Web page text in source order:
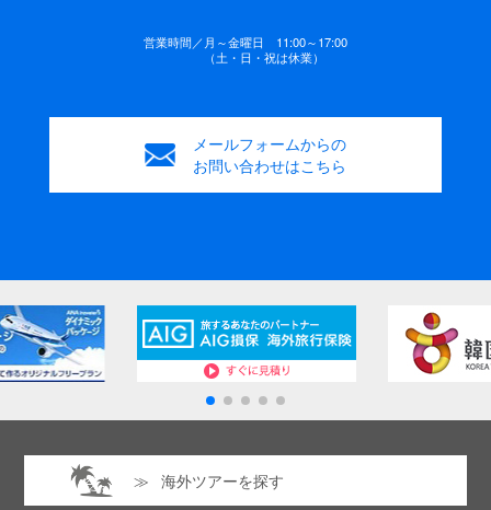
営業時間／月～金曜日 11:00～17:00
（土・日・祝は休業）
メールフォームからの
お問い合わせはこちら
海外ツアーを探す